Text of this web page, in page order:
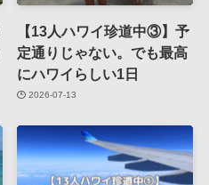
【13人ハワイ珍道中③】予
定通りじゃない。でも最高
にハワイらしい1日
2026-07-13